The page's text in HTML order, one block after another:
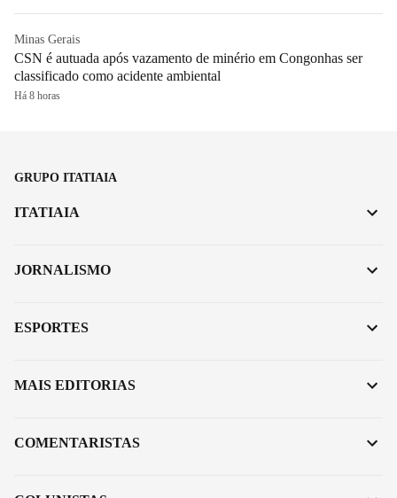
Minas Gerais
CSN é autuada após vazamento de minério em Congonhas ser
classificado como acidente ambiental
Há 8 horas
GRUPO ITATIAIA
ITATIAIA
JORNALISMO
ESPORTES
MAIS EDITORIAS
COMENTARISTAS